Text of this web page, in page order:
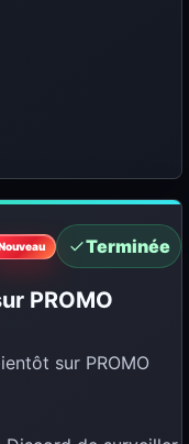
Terminée
PROMO
sur PROMO